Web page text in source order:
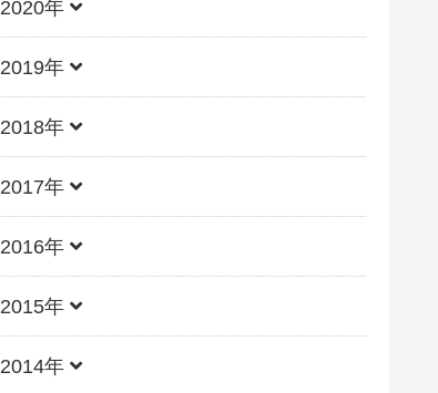
2020年
2019年
2018年
2017年
2016年
2015年
2014年